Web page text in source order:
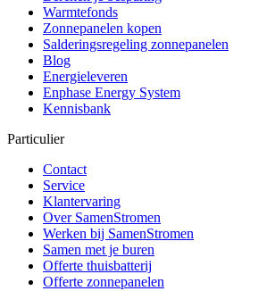
Warmtefonds
Zonnepanelen kopen
Salderingsregeling zonnepanelen
Blog
Energieleveren
Enphase Energy System
Kennisbank
Particulier
Contact
Service
Klantervaring
Over SamenStromen
Werken bij SamenStromen
Samen met je buren
Offerte thuisbatterij
Offerte zonnepanelen